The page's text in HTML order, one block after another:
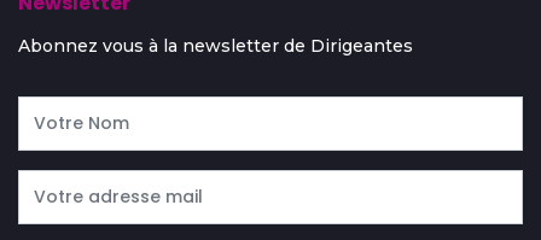
Abonnez vous à la newsletter de Dirigeantes